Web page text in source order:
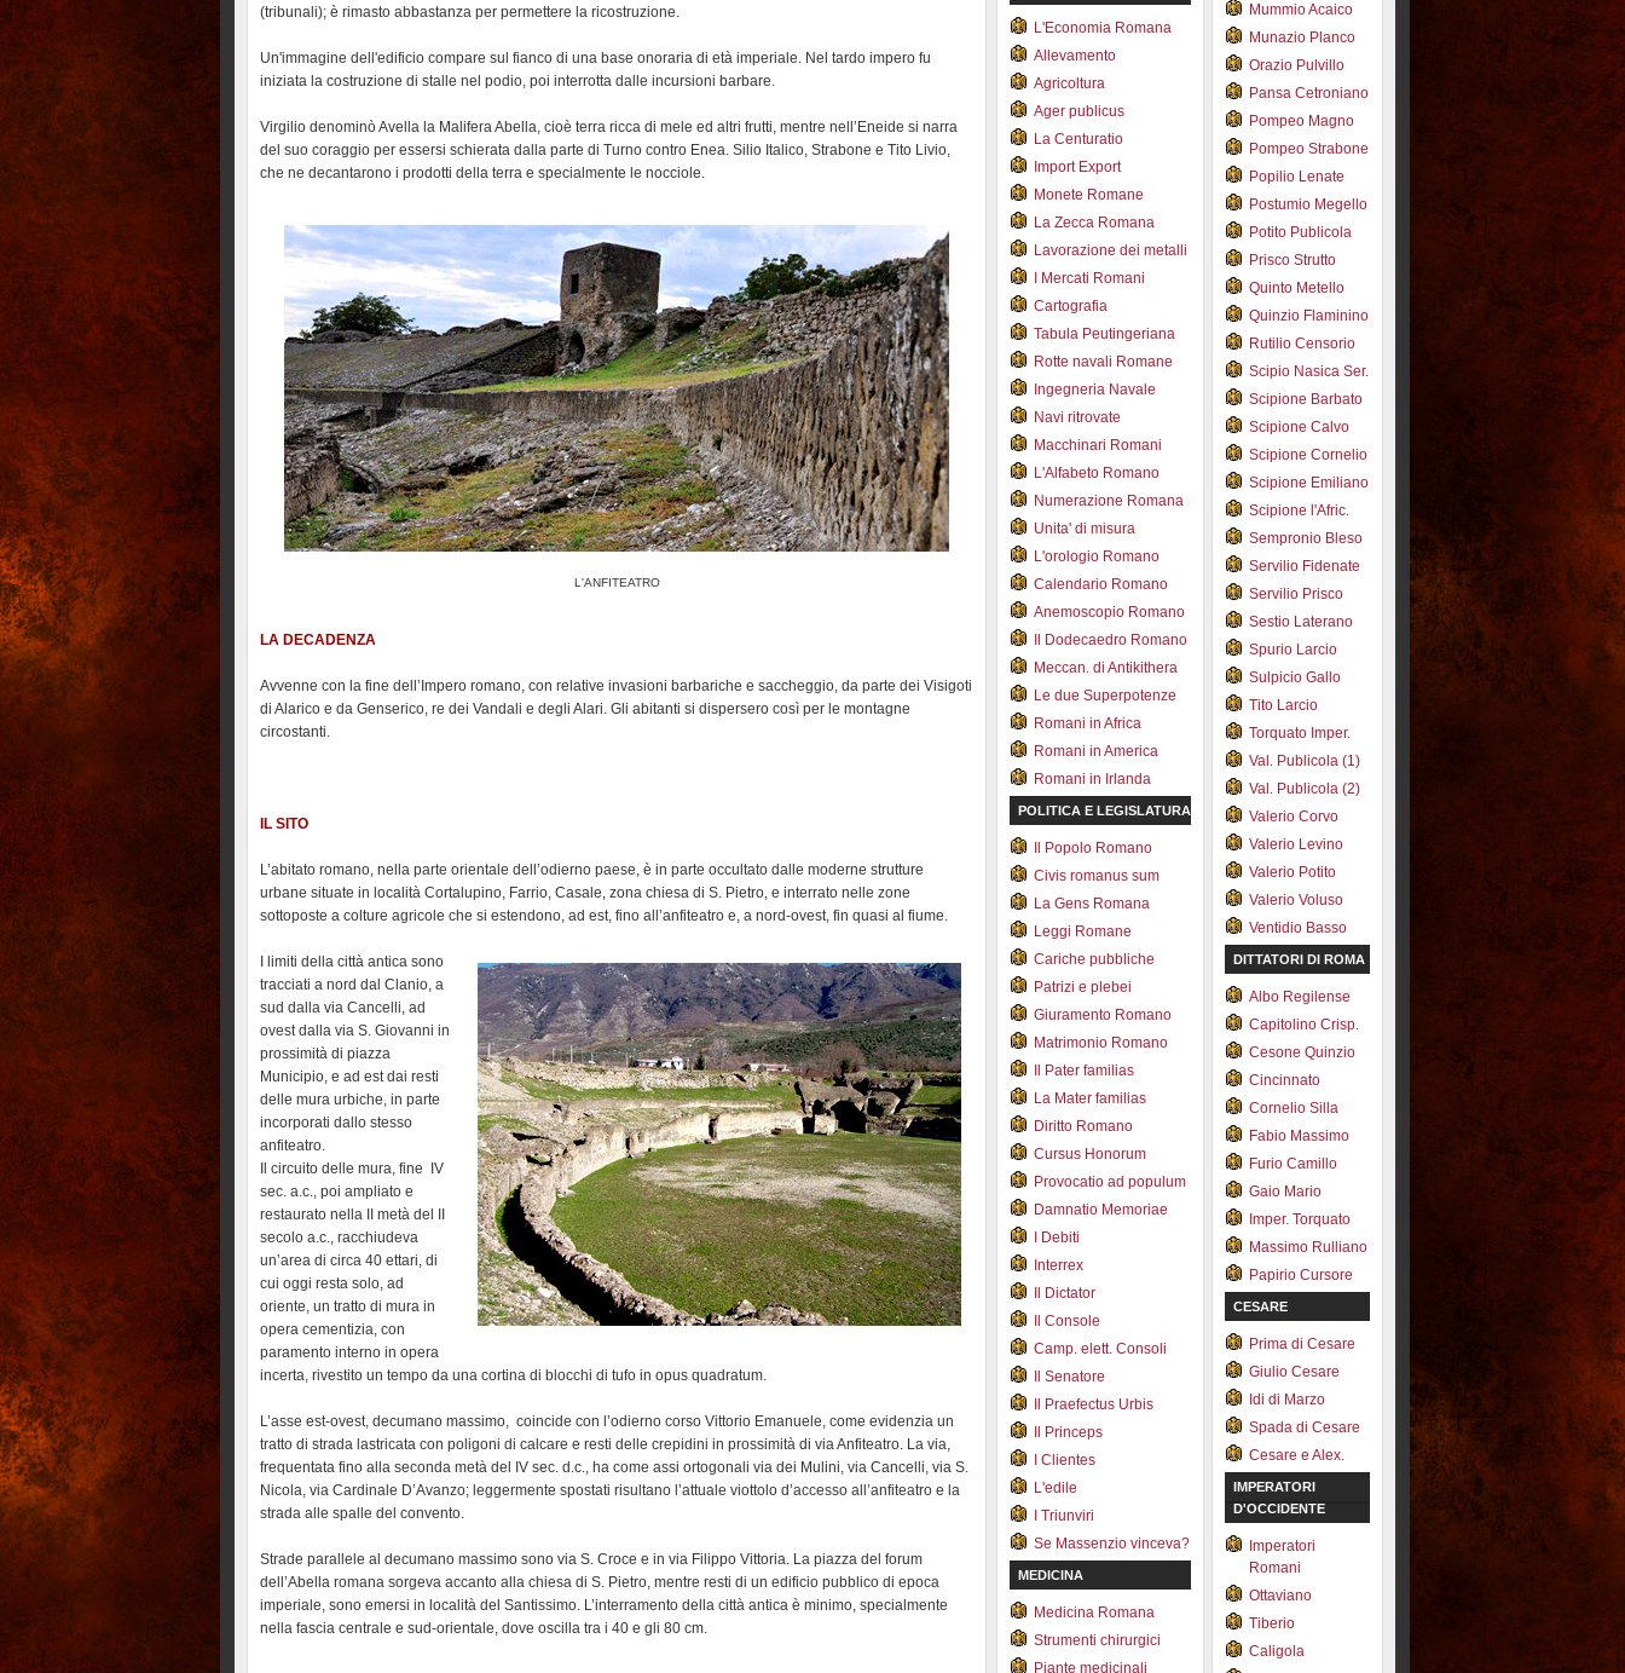
(tribunali); è rimasto abbastanza per permettere la ricostruzione.
Un'immagine dell'edificio compare sul fianco di una base onoraria di età imperiale. Nel tardo impero fu
iniziata la costruzione di stalle nel podio, poi interrotta dalle incursioni barbare.
Virgilio denominò Avella la Malifera Abella, cioè terra ricca di mele ed altri frutti, mentre nell’Eneide si narra
del suo coraggio per essersi schierata dalla parte di Turno contro Enea. Silio Italico, Strabone e Tito Livio,
che ne decantarono i prodotti della terra e specialmente le nocciole.
L'ANFITEATRO
LA DECADENZA
Avvenne con la fine dell’Impero romano, con relative invasioni barbariche e saccheggio, da parte dei Visigoti
di Alarico e da Genserico, re dei Vandali e degli Alari. Gli abitanti si dispersero così per le montagne
circostanti.
IL SITO
L’abitato romano, nella parte orientale dell’odierno paese, è in parte occultato dalle moderne strutture
urbane situate in località Cortalupino, Farrio, Casale, zona chiesa di S. Pietro, e interrato nelle zone
sottoposte a colture agricole che si estendono, ad est, fino all’anfiteatro e, a nord-ovest, fin quasi al fiume.
I limiti della città antica sono
tracciati a nord dal Clanio, a
sud dalla via Cancelli, ad
ovest dalla via S. Giovanni in
prossimità di piazza
Municipio, e ad est dai resti
delle mura urbiche, in parte
incorporati dallo stesso
anfiteatro.
Il circuito delle mura, fine IV
sec. a.c., poi ampliato e
restaurato nella II metà del II
secolo a.c., racchiudeva
un’area di circa 40 ettari, di
cui oggi resta solo, ad
oriente, un tratto di mura in
opera cementizia, con
paramento interno in opera
incerta, rivestito un tempo da una cortina di blocchi di tufo in opus quadratum.
L’asse est-ovest, decumano massimo, coincide con l’odierno corso Vittorio Emanuele, come evidenzia un
tratto di strada lastricata con poligoni di calcare e resti delle crepidini in prossimità di via Anfiteatro. La via,
frequentata fino alla seconda metà del IV sec. d.c., ha come assi ortogonali via dei Mulini, via Cancelli, via S.
Nicola, via Cardinale D’Avanzo; leggermente spostati risultano l’attuale viottolo d’accesso all’anfiteatro e la
strada alle spalle del convento.
Strade parallele al decumano massimo sono via S. Croce e in via Filippo Vittoria. La piazza del forum
dell’Abella romana sorgeva accanto alla chiesa di S. Pietro, mentre resti di un edificio pubblico di epoca
imperiale, sono emersi in località del Santissimo. L’interramento della città antica è minimo, specialmente
nella fascia centrale e sud-orientale, dove oscilla tra i 40 e gli 80 cm.
L'Economia Romana
Allevamento
Agricoltura
Ager publicus
La Centuratio
Import Export
Monete Romane
La Zecca Romana
Lavorazione dei metalli
I Mercati Romani
Cartografia
Tabula Peutingeriana
Rotte navali Romane
Ingegneria Navale
Navi ritrovate
Macchinari Romani
L'Alfabeto Romano
Numerazione Romana
Unita' di misura
L'orologio Romano
Calendario Romano
Anemoscopio Romano
Il Dodecaedro Romano
Meccan. di Antikithera
Le due Superpotenze
Romani in Africa
Romani in America
Romani in Irlanda
POLITICA E LEGISLATURA
Il Popolo Romano
Civis romanus sum
La Gens Romana
Leggi Romane
Cariche pubbliche
Patrizi e plebei
Giuramento Romano
Matrimonio Romano
Il Pater familias
La Mater familias
Diritto Romano
Cursus Honorum
Provocatio ad populum
Damnatio Memoriae
I Debiti
Interrex
Il Dictator
Il Console
Camp. elett. Consoli
Il Senatore
Il Praefectus Urbis
Il Princeps
I Clientes
L'edile
I Triunviri
Se Massenzio vinceva?
MEDICINA
Medicina Romana
Strumenti chirurgici
Piante medicinali
Mummio Acaico
Munazio Planco
Orazio Pulvillo
Pansa Cetroniano
Pompeo Magno
Pompeo Strabone
Popilio Lenate
Postumio Megello
Potito Publicola
Prisco Strutto
Quinto Metello
Quinzio Flaminino
Rutilio Censorio
Scipio Nasica Ser.
Scipione Barbato
Scipione Calvo
Scipione Cornelio
Scipione Emiliano
Scipione l'Afric.
Sempronio Bleso
Servilio Fidenate
Servilio Prisco
Sestio Laterano
Spurio Larcio
Sulpicio Gallo
Tito Larcio
Torquato Imper.
Val. Publicola (1)
Val. Publicola (2)
Valerio Corvo
Valerio Levino
Valerio Potito
Valerio Voluso
Ventidio Basso
DITTATORI DI ROMA
Albo Regilense
Capitolino Crisp.
Cesone Quinzio
Cincinnato
Cornelio Silla
Fabio Massimo
Furio Camillo
Gaio Mario
Imper. Torquato
Massimo Rulliano
Papirio Cursore
CESARE
Prima di Cesare
Giulio Cesare
Idi di Marzo
Spada di Cesare
Cesare e Alex.
IMPERATORI
D'OCCIDENTE
Imperatori
Romani
Ottaviano
Tiberio
Caligola